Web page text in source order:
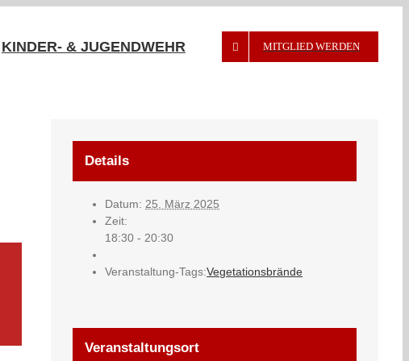
KINDER- & JUGENDWEHR MITGLIED WERDEN
Details
Datum: 25. März 2025
Zeit:
18:30 - 20:30
Veranstaltung-Tags:Vegetationsbrände
Veranstaltungsort